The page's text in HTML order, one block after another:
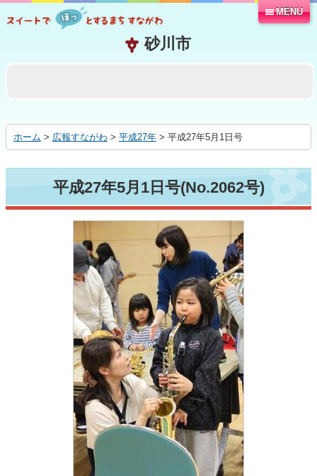
る
MENU
ホーム > 広報すながわ > 平成27年 > 平成27年5月1日号
平成27年5月1日号(No.2062号)